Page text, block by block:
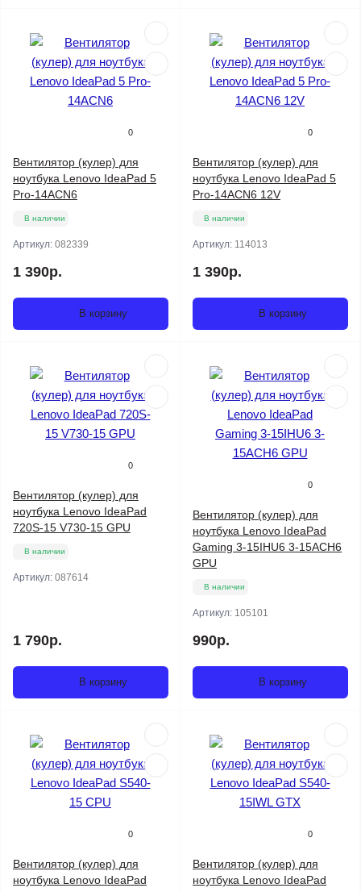
0
Вентилятор (кулер) для
ноутбука Lenovo IdeaPad 5
Pro-14ACN6
В наличии
Артикул: 082339
1 390р.
В корзину
0
Вентилятор (кулер) для
ноутбука Lenovo IdeaPad 5
Pro-14ACN6 12V
В наличии
Артикул: 114013
1 390р.
В корзину
0
Вентилятор (кулер) для
ноутбука Lenovo IdeaPad
720S-15 V730-15 GPU
В наличии
Артикул: 087614
1 790р.
В корзину
0
Вентилятор (кулер) для
ноутбука Lenovo IdeaPad
Gaming 3-15IHU6 3-15ACH6
GPU
В наличии
Артикул: 105101
990р.
В корзину
0
Вентилятор (кулер) для
ноутбука Lenovo IdeaPad
0
Вентилятор (кулер) для
ноутбука Lenovo IdeaPad